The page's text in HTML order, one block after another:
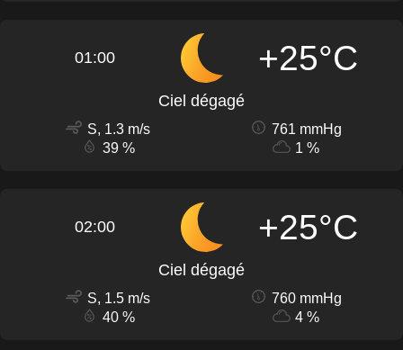
01:00 +25°C
Ciel dégagé
S, 1.3 m/s
761 mmHg
39 %
1 %
02:00 +25°C
Ciel dégagé
S, 1.5 m/s
760 mmHg
40 %
4 %